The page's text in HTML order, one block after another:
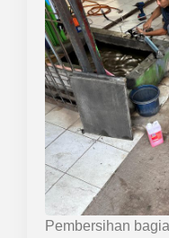
Pembersihan